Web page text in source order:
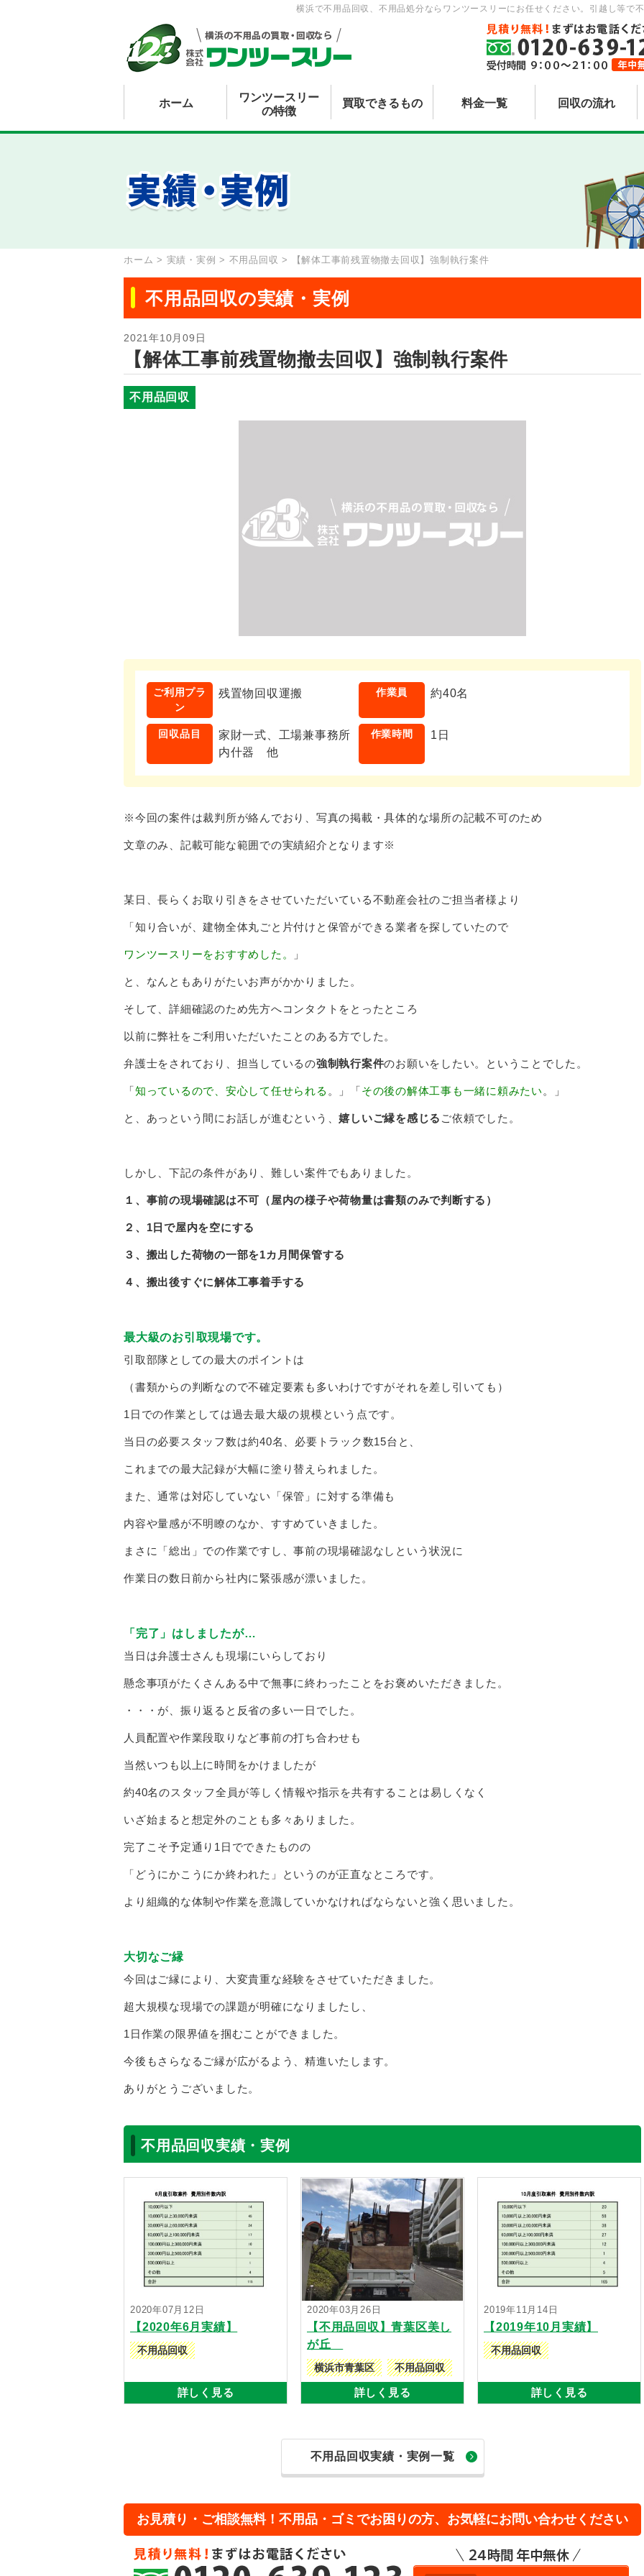
横浜で不用品回収、不用品処分ならワンツースリーにお任せください。引越し等で
ホーム
ワンツースリー
の特徴
買取できるもの 料金一覧 回収の流れ
ホーム > 実績・実例 > 不用品回収 > 【解体工事前残置物撤去回収】強制執行案件
不用品回収の実績・実例
2021年10月09日
【解体工事前残置物撤去回収】強制執行案件
不用品回収
ご利用プラ
ン
残置物回収運搬 作業員 約40名
回収品目
家財一式、工場兼事務所
内什器 他
作業時間 1日
※今回の案件は裁判所が絡んでおり、写真の掲載・具体的な場所の記載不可のため
文章のみ、記載可能な範囲での実績紹介となります※
某日、長らくお取り引きをさせていただいている不動産会社のご担当者様より
「知り合いが、建物全体丸ごと片付けと保管ができる業者を探していたので
ワンツースリーをおすすめした。 」
と、なんともありがたいお声がかかりました。
そして、詳細確認のため先方へコンタクトをとったところ
以前に弊社をご利用いただいたことのある方でした。
弁護士をされており、担当しているの強制執行案件のお願いをしたい。ということでした。
「知っているので、安心して任せられる 。」「その後の解体工事も一緒に頼みたい 。」
と、あっという間にお話しが進むという、嬉しいご縁を感じる ご依頼でした。
しかし、下記の条件があり、難しい案件でもありました。
１、事前の現場確認は不可（屋内の様子や荷物量は書類のみで判断する）
２、1日で屋内を空にする
３、搬出した荷物の一部を1カ月間保管する
４、搬出後すぐに解体工事着手する
最大級のお引取現場です。
引取部隊としての最大のポイントは
（書類からの判断なので不確定要素も多いわけですがそれを差し引いても）
1日での作業としては過去最大級の規模という点です。
当日の必要スタッフ数は約40名、必要トラック数15台と、
これまでの最大記録が大幅に塗り替えられました。
また、通常は対応していない「保管」に対する準備も
内容や量感が不明瞭のなか、すすめていきました。
まさに「総出」での作業ですし、事前の現場確認なしという状況に
作業日の数日前から社内に緊張感が漂いました。
「完了」はしましたが…
当日は弁護士さんも現場にいらしており
懸念事項がたくさんある中で無事に終わったことをお褒めいただきました。
・・・が、振り返ると反省の多い一日でした。
人員配置や作業段取りなど事前の打ち合わせも
当然いつも以上に時間をかけましたが
約40名のスタッフ全員が等しく情報や指示を共有することは易しくなく
いざ始まると想定外のことも多々ありました。
完了こそ予定通り1日でできたものの
「どうにかこうにか終われた」というのが正直なところです。
より組織的な体制や作業を意識していかなければならないと強く思いました。
大切なご縁
今回はご縁により、大変貴重な経験をさせていただきました。
超大規模な現場での課題が明確になりましたし、
1日作業の限界値を掴むことができました。
今後もさらなるご縁が広がるよう、精進いたします。
ありがとうございました。
不用品回収実績・実例
2020年07月12日
【2020年6月実績】
不用品回収
詳しく見る
2020年03月26日
【不用品回収】青葉区美し
が丘
横浜市青葉区 不用品回収
詳しく見る
2019年11月14日
【2019年10月実績】
不用品回収
詳しく見る
不用品回収実績・実例一覧
お見積り・ご相談無料！不用品・ゴミでお困りの方、お気軽にお問い合わせください